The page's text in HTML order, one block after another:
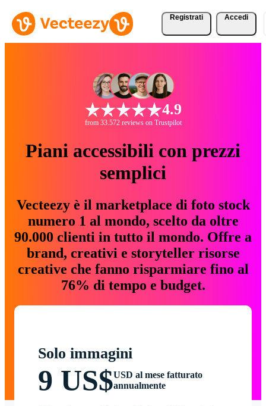
Registrati Accedi
4.9
from 33.572 reviews on Trustpilot
Piani accessibili con prezzi
semplici
Vecteezy è il marketplace di foto stock
numero 1 al mondo, scelto da oltre
90.000 clienti in tutto il mondo. Offre a
brand, creativi e storyteller risorse
creative che fanno risparmiare fino al
76% di tempo e budget.
Solo immagini
9 US$USD al mese fatturato
annualmente